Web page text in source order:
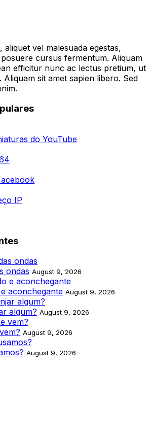
vel malesuada egestas,
cursus fermentum. Aliquam
efficitur nunc ac lectus pretium, ut
Aliquam sit amet sapien libero. Sed
do YouTube
IP
ondas August 9, 2026
aconchegante August 9, 2026
algum? August 9, 2026
August 9, 2026
August 9, 2026